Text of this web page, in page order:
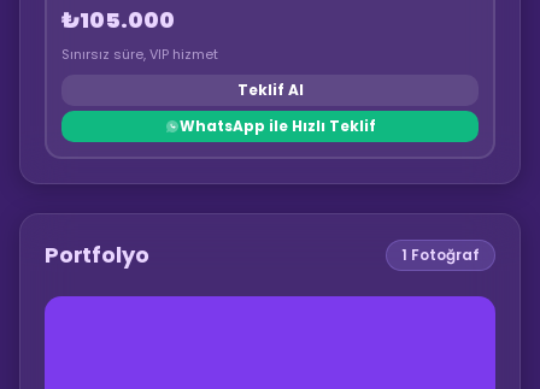
₺105.000
Sınırsız süre, VIP hizmet
Teklif Al
WhatsApp ile Hızlı Teklif
Portfolyo 1 Fotoğraf